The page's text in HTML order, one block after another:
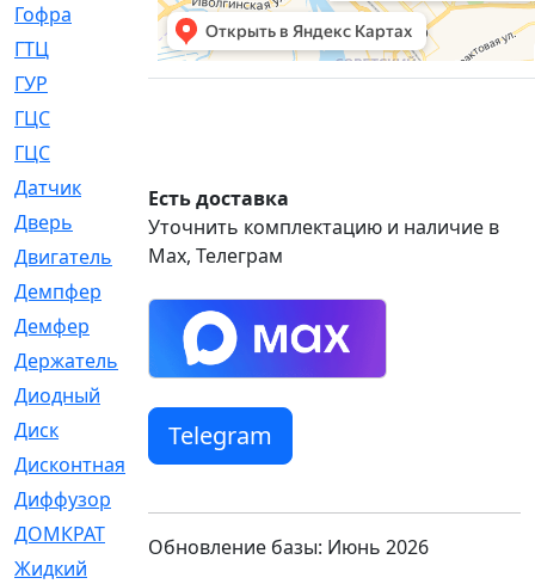
Гофра
[86]
ГТЦ
[96]
ГУР
[34]
ГЦC
ГЦС
Датчик
[969]
Дверь
[249]
Двигатель
[64]
Демпфер
[2]
Демфер
[1]
Держатель
[5]
Диодный
Диск
[418]
Дисконтная
[1]
Диффузор
ДОМКРАТ
Жидкий
Есть доставка
Уточнить комплектацию и наличие в
Max, Телеграм
Telegram
Обновление базы: Июнь 2026